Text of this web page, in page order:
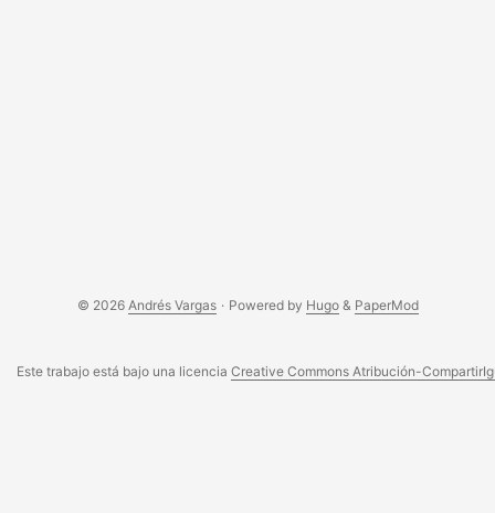
© 2026 Andrés Vargas · Powered by Hugo& PaperMod
Este trabajo está bajo una licencia Creative Commons Atribución-